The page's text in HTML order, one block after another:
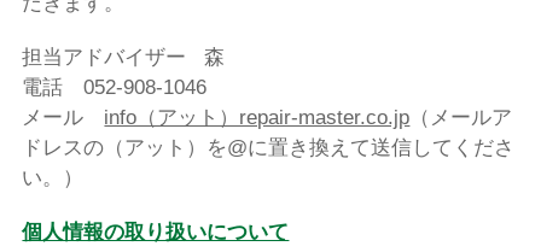
担当アドバイザー 森
電話 052-908-1046
メール info（アット）repair-master.co.jp （ メールア
ドレスの（アット）を@に置き換えて送信してくださ
い。
）
個人情報の取り扱いについて